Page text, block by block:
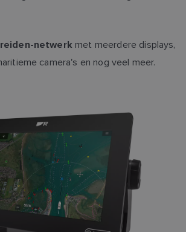
netwerkmet meerdere displays,
camera's en nog veel meer.